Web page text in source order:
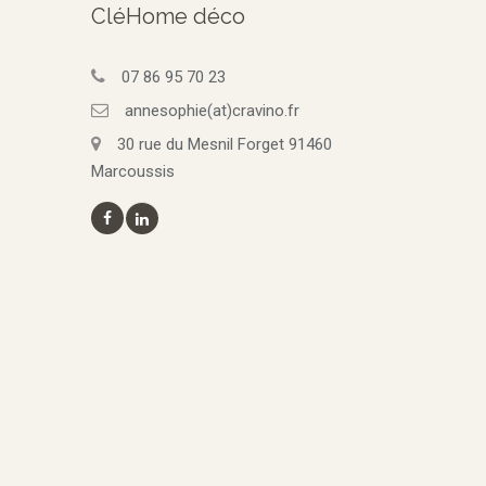
CléHome déco
07 86 95 70 23
annesophie(at)cravino.fr
30 rue du Mesnil Forget 91460
Marcoussis